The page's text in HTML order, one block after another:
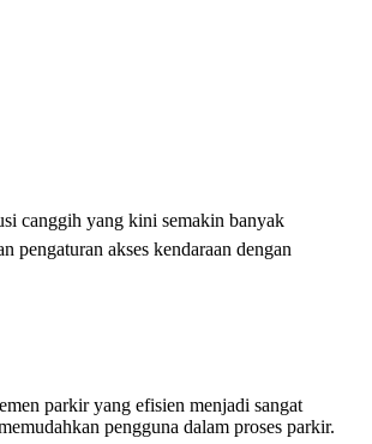
canggih yang kini semakin banyak
akses kendaraan dengan
parkir yang efisien menjadi sangat
pengguna dalam proses parkir.